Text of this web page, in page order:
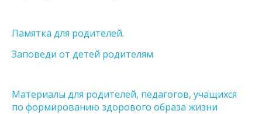
Памятка для родителей.
Заповеди от детей родителям
Материалы для родителей, педагогов, учащихся
по формированию здорового образа жизни